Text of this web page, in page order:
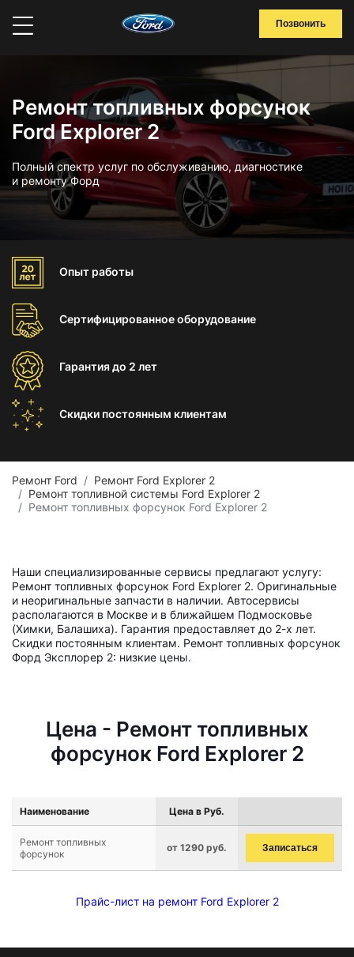
Позвонить
Ремонт топливных форсунок
Ford Explorer 2
Полный спектр услуг по обслуживанию, диагностике
и ремонту Форд
Опыт работы
Сертифицированноеоборудование
Гарантиядо 2 лет
Скидки постоянным клиентам
Ремонт Ford
Ремонт Ford Explorer 2
Ремонт топливной системы Ford Explorer 2
Ремонт топливных форсунок Ford Explorer 2
Наши специализированные сервисы предлагают услугу:
Ремонт топливных форсунок Ford Explorer 2. Оригинальные
и неоригинальные запчасти в наличии. Автосервисы
располагаются в Москве и в ближайшем Подмосковье
(Химки, Балашиха). Гарантия предоставляет до 2-х лет.
Скидки постоянным клиентам. Ремонт топливных форсунок
Форд Эксплорер 2: низкие цены.
Цена - Ремонт топливных
форсунок Ford Explorer 2
Наименование Цена в Руб.
Ремонт топливных
форсунок
от 1290 руб. Записаться
Прайс-лист на ремонт Ford Explorer 2